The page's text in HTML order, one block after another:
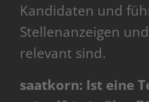
Kandidaten und
Stellenanzeigen
relevant sind.
saatkorn: Ist eine